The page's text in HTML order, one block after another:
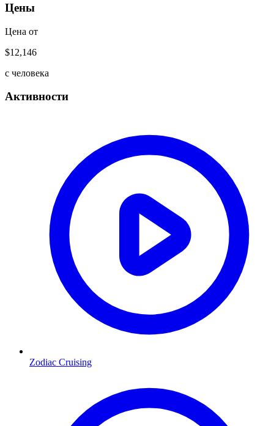
Цены
Цена от
$12,146
с человека
Активности
Zodiac Cruising